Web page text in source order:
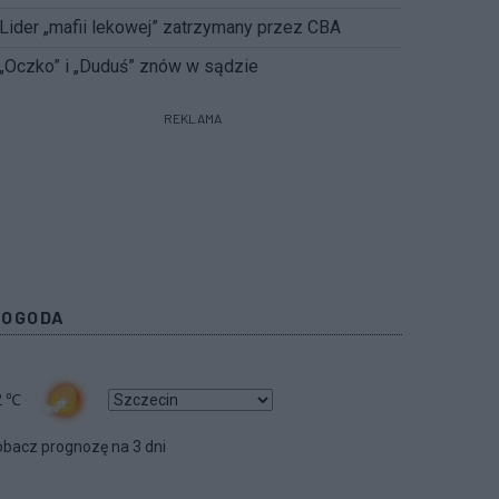
Lider „mafii lekowej” zatrzymany przez CBA
„Oczko” i „Duduś” znów w sądzie
REKLAMA
℃
prognozę na 3 dni